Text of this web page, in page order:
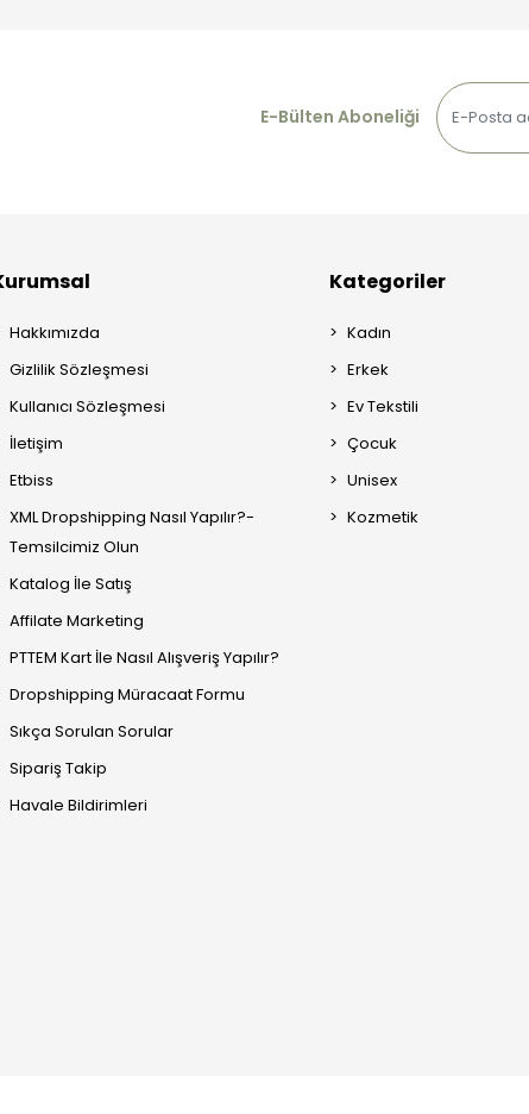
E-Bülten Aboneliği
Hakkımızda
Gizlilik Sözleşmesi
Kullanıcı Sözleşmesi
İletişim
Etbiss
XML Dropshipping Nasıl Yapılır?-
Temsilcimiz Olun
Katalog İle Satış
Affilate Marketing
PTTEM Kart İle Nasıl Alışveriş Yapılır?
Dropshipping Müracaat Formu
Sıkça Sorulan Sorular
Sipariş Takip
Havale Bildirimleri
Kategoriler
Kadın
Erkek
Ev Tekstili
Çocuk
Unisex
Kozmetik